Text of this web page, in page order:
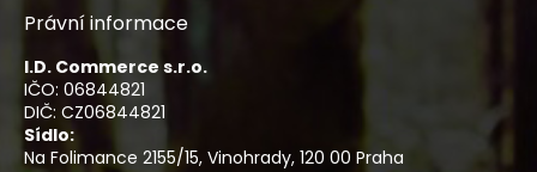
Právní informace
I.D. Commerce s.r.o.
IČO: 06844821
DIČ: CZ06844821
Sídlo:
Na Folimance 2155/15, Vinohrady, 120 00 Praha